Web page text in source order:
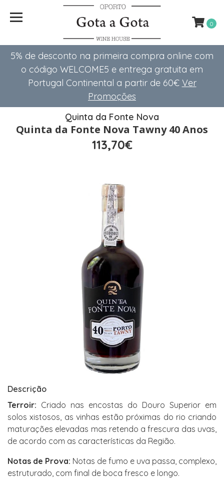
5% de desconto na primeira compra online com
o código WELCOME5 e entrega gratuita em
Portugal Continental a partir de 60€ Ver
Promoções
0
Quinta da Fonte Nova
Quinta da Fonte Nova Tawny 40 Anos
113,70€
Descrição
Terroir: Criado nas encostas do Douro Superior em
solos xistosos, as vinhas estão próximas do rio criando
maturações elevadas mas retendo a frescura das uvas,
de acordo com as características da Região.
Notas de Prova: Notas de fumo e uva passa, complexo,
estruturado, com final de boca fresco e longo.